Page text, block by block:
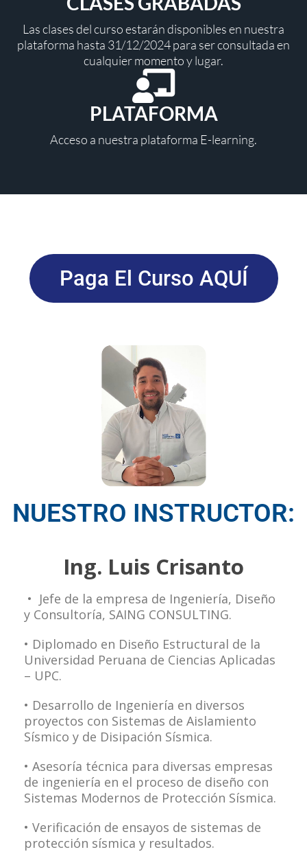
Las clases del curso estarán disponibles en nuestra
plataforma hasta 31/12/2024 para ser consultada en
cualquier momento y lugar.
PLATAFORMA
Acceso a nuestra plataforma E-learning.
Paga El Curso AQUÍ
NUESTRO INSTRUCTOR:
Ing. Luis Crisanto
• Jefe de la empresa de Ingeniería, Diseño
y Consultoría, SAING CONSULTING.
• Diplomado en Diseño Estructural de la
Universidad Peruana de Ciencias Aplicadas
– UPC.
• Desarrollo de Ingeniería en diversos
proyectos con Sistemas de Aislamiento
Sísmico y de Disipación Sísmica.
• Asesoría técnica para diversas empresas
de ingeniería en el proceso de diseño con
Sistemas Modernos de Protección Sísmica.
• Verificación de ensayos de sistemas de
protección sísmica y resultados.